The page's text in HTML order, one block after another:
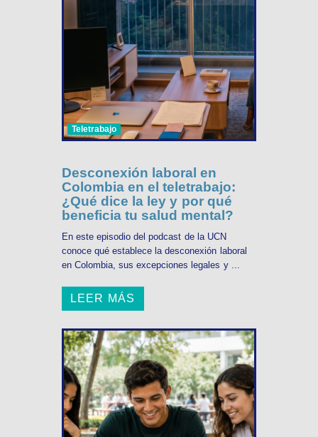
Teletrabajo
Desconexión laboral en
Colombia en el teletrabajo:
¿Qué dice la ley y por qué
beneficia tu salud mental?
En este episodio del podcast de la UCN
conoce qué establece la desconexión laboral
en Colombia, sus excepciones legales y ...
LEER MÁS